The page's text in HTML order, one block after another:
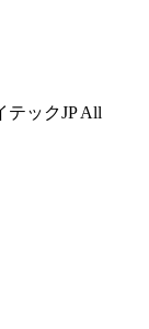
テックJP All